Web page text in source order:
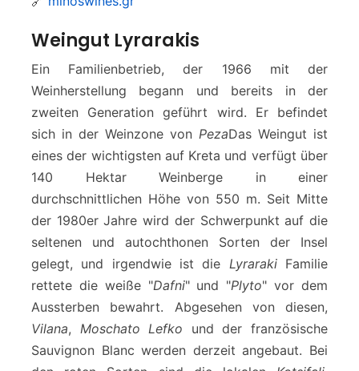
Weingut Lyrarakis
Ein Familienbetrieb, der 1966 mit der
Weinherstellung begann und bereits in der
zweiten Generation geführt wird. Er befindet
sich in der Weinzone von PezaDas Weingut ist
eines der wichtigsten auf Kreta und verfügt über
140 Hektar Weinberge in einer
durchschnittlichen Höhe von 550 m. Seit Mitte
der 1980er Jahre wird der Schwerpunkt auf die
seltenen und autochthonen Sorten der Insel
gelegt, und irgendwie ist die LyrarakiFamilie
rettete die weiße "Dafni" und "Plyto" vor dem
Aussterben bewahrt. Abgesehen von diesen,
Vilana, Moschato Lefko und der französische
Sauvignon Blanc werden derzeit angebaut. Bei